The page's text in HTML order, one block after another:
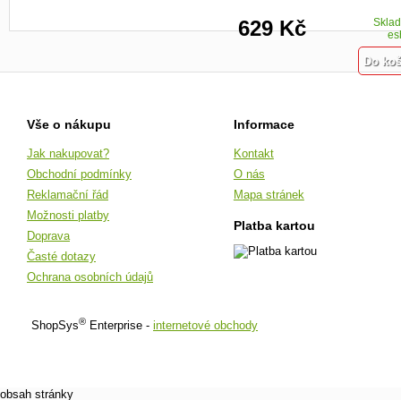
629 Kč
Vše o nákupu
Jak nakupovat?
Obchodní podmínky
Reklamační řád
Možnosti platby
Doprava
Časté dotazy
Ochrana osobních údajů
Informace
Kontakt
O nás
Mapa stránek
Platba kartou
ShopSys® Enterprise - internetové obchody
obsah stránky